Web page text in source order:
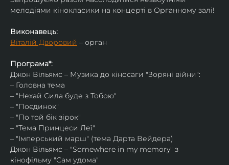
мелодіями кінокласики на концерті в Органному залі!
Виконавець:
Віталій Дворовий – орган
Програма*:
Джон Вільямс – Музика до кіносаги "Зоряні війни":
– Головна тема
– "Нехай Сила буде з Тобою"
– "Поєдинок"
– "По той бік зірок"
– "Тема Принцеси Леї"
– "Імперський марш" (тема Дарта Вейдера)
Джон Вільямс – "Somewhere in my memory" з
кінофільму "Сам удома"